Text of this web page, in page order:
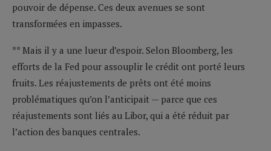
pouvoir de dépense. Ces deux avenues se sont
transformées en impasses.
** Mais il y a une lueur d’espoir. Selon Bloomberg, les
efforts de la Fed pour assouplir le crédit ont porté leurs
fruits. Les réajustements de prêts ont été moins
problématiques qu’on l’anticipait — parce que ces
réajustements sont liés au Libor, qui a été réduit par
l’action des banques centrales.